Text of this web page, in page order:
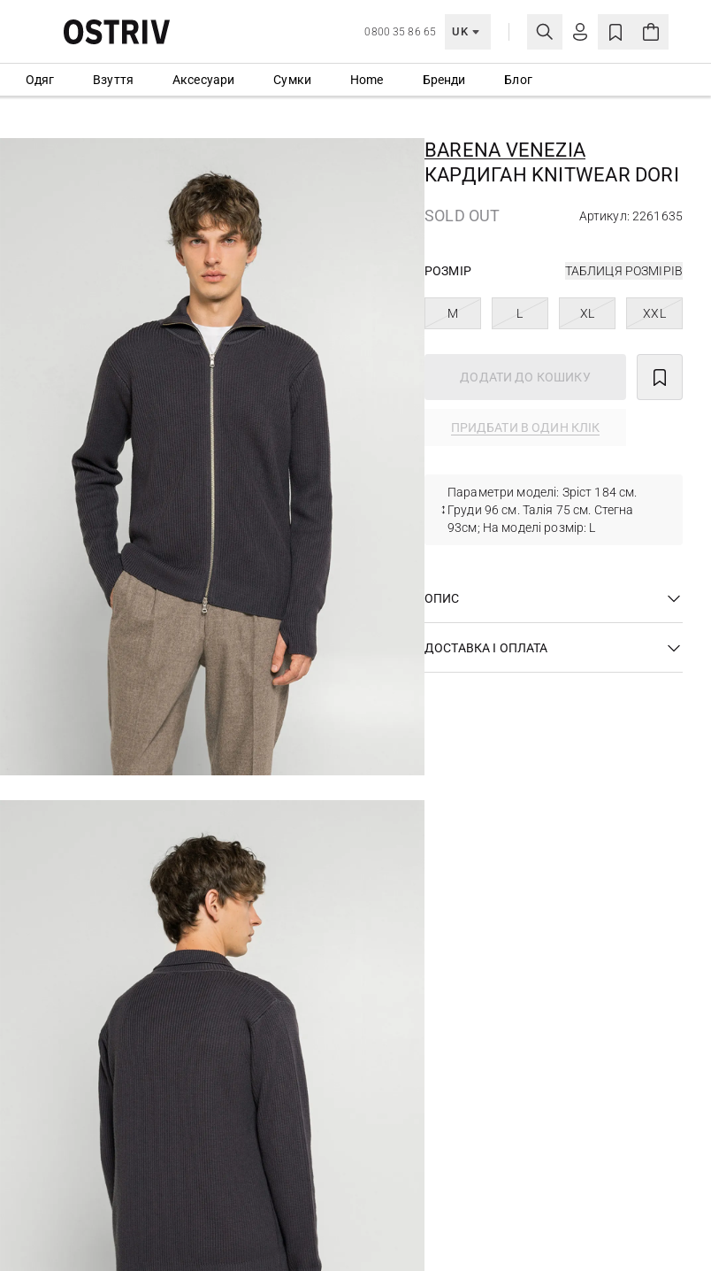
0800 35 86 65 UK
МОЯ ОБЛІКІВКА
Ще не зареєстровані?
СТВОРИТИ ОБЛІКІВКУ
Одяг Взуття Аксесуари Сумки Home Бренди Блог
BARENA VENEZIA
КАРДИГАН KNITWEAR DORI
SOLD OUT Артикул: 2261635
РОЗМІР ТАБЛИЦЯ РОЗМІРІВ
M L XL XXL
ДОДАТИ ДО КОШИКУ
ПРИДБАТИ В ОДИН КЛІК
Параметри моделі: Зріст 184 см.
Груди 96 см. Талія 75 см. Стегна
93см; На моделі розмір: L
ОПИС
ДОСТАВКА І ОПЛАТА